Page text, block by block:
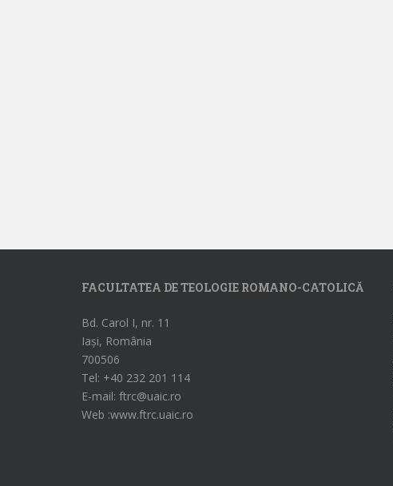
FACULTATEA DE TEOLOGIE ROMANO-CATOLICĂ
Bd. Carol I, nr. 11
Iași, România
700506
Tel: +40 232 201 114
E-mail: ftrc@uaic.ro
Web :www.ftrc.uaic.ro